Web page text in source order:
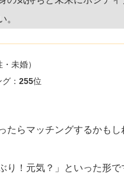
。
未婚）
： 255位
たらマッチングするかも
り！元気？」といった形